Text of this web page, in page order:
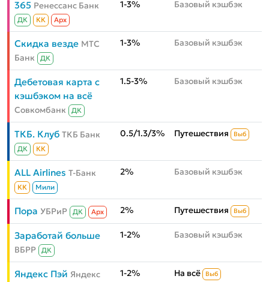
365 Ренессанс Банк
ДК КК Aрх
1-3% Базовый кэшбэк
Скидка везде МТС
Банк
ДК
1-3% Базовый кэшбэк
Дебетовая карта с
кэшбэком на всё
Совкомбанк ДК
1.5-3% Базовый кэшбэк
ТКБ. Клуб ТКБ Банк
ДК КК
0.5/1.3/3% Путешествия Выб
ALL Airlines Т-Банк
КК Мили
2% Базовый кэшбэк
Пора УБРиР ДК Aрх 2% Путешествия Выб
Заработай больше
ВБРР ДК
1-2% Базовый кэшбэк
Яндекс Пэй Яндекс
1-2% На всё Выб